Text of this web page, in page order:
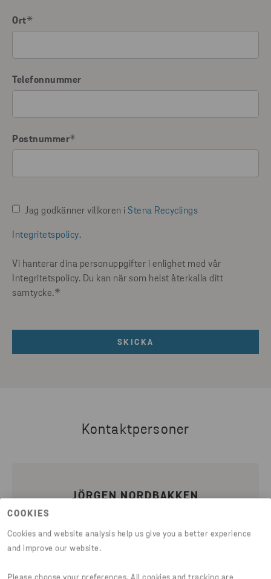
COOKIES
Cookies and website analysis help us give you a better experience
and improve our website.
Ort*
Telefonnummer
Postnummer*
Jag godkänner villkoren i Stena Recyclings
Integritetspolicy.
Vi hanterar dina personuppgifter i enlighet med vår
Integritetspolicy. Du kan när som helst återkalla ditt
samtycke.*
Kontaktpersoner
JÖRGEN NORDBAKKEN